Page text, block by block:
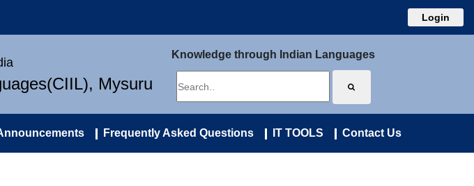
Login
Mysuru
Knowledge through Indian Languages
Frequently Asked Questions IT TOOLS Contact Us